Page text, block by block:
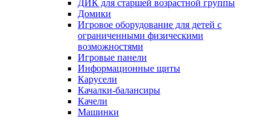
ДИК для старшей возрастной группы
Домики
Игровое оборудование для детей с
ограниченными физическими
возможностями
Игровые панели
Информационные щиты
Карусели
Качалки-балансиры
Качели
Машинки